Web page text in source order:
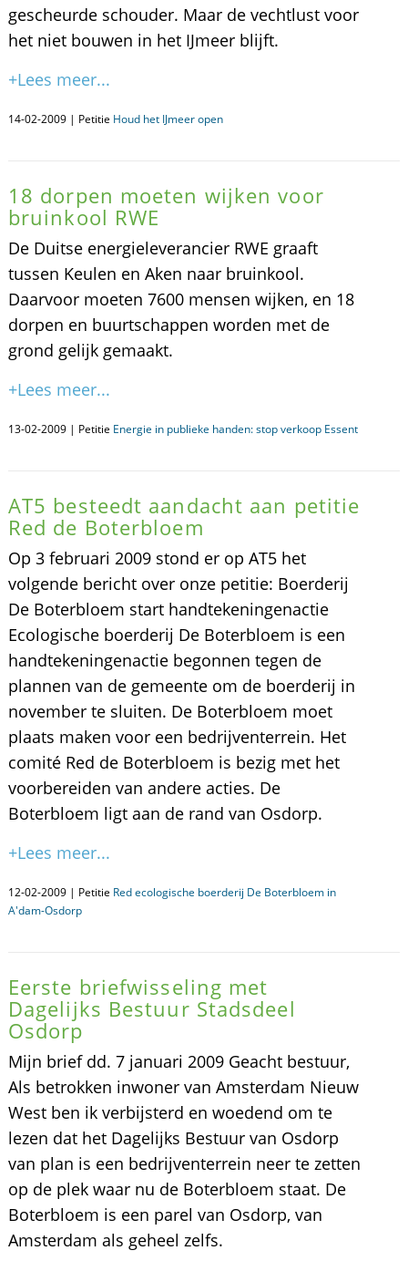
gescheurde schouder. Maar de vechtlust voor
het niet bouwen in het IJmeer blijft.
+Lees meer...
14-02-2009 | Petitie Houd het IJmeer open
18 dorpen moeten wijken voor
bruinkool RWE
De Duitse energieleverancier RWE graaft
tussen Keulen en Aken naar bruinkool.
Daarvoor moeten 7600 mensen wijken, en 18
dorpen en buurtschappen worden met de
grond gelijk gemaakt.
+Lees meer...
13-02-2009 | Petitie Energie in publieke handen: stop verkoop Essent
AT5 besteedt aandacht aan petitie
Red de Boterbloem
Op 3 februari 2009 stond er op AT5 het
volgende bericht over onze petitie: Boerderij
De Boterbloem start handtekeningenactie
Ecologische boerderij De Boterbloem is een
handtekeningenactie begonnen tegen de
plannen van de gemeente om de boerderij in
november te sluiten. De Boterbloem moet
plaats maken voor een bedrijventerrein. Het
comité Red de Boterbloem is bezig met het
voorbereiden van andere acties. De
Boterbloem ligt aan de rand van Osdorp.
+Lees meer...
12-02-2009 | Petitie Red ecologische boerderij De Boterbloem in
A'dam-Osdorp
Eerste briefwisseling met
Dagelijks Bestuur Stadsdeel
Osdorp
Mijn brief dd. 7 januari 2009 Geacht bestuur,
Als betrokken inwoner van Amsterdam Nieuw
West ben ik verbijsterd en woedend om te
lezen dat het Dagelijks Bestuur van Osdorp
van plan is een bedrijventerrein neer te zetten
op de plek waar nu de Boterbloem staat. De
Boterbloem is een parel van Osdorp, van
Amsterdam als geheel zelfs.